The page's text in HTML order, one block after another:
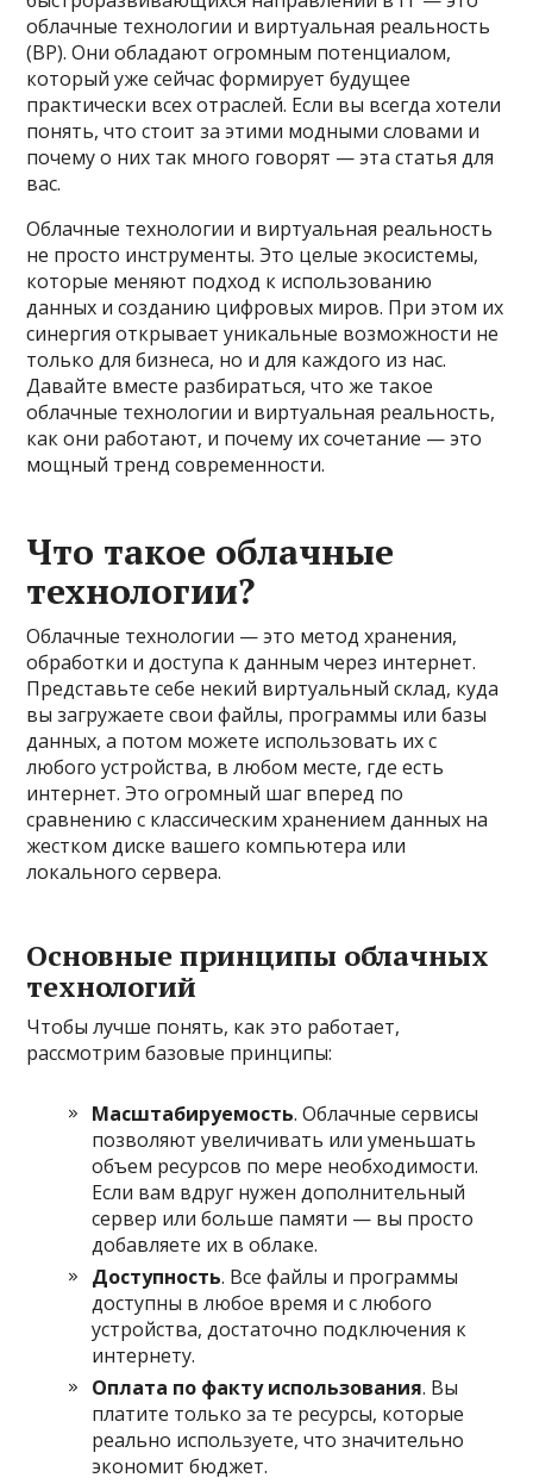
облачные технологии и виртуальная реальность
(ВР). Они обладают огромным потенциалом,
который уже сейчас формирует будущее
практически всех отраслей. Если вы всегда хотели
понять, что стоит за этими модными словами и
почему о них так много говорят — эта статья для
вас.
Облачные технологии и виртуальная реальность
не просто инструменты. Это целые экосистемы,
которые меняют подход к использованию
данных и созданию цифровых миров. При этом их
синергия открывает уникальные возможности не
только для бизнеса, но и для каждого из нас.
Давайте вместе разбираться, что же такое
облачные технологии и виртуальная реальность,
как они работают, и почему их сочетание — это
мощный тренд современности.
Что такое облачные
технологии?
Облачные технологии — это метод хранения,
обработки и доступа к данным через интернет.
Представьте себе некий виртуальный склад, куда
вы загружаете свои файлы, программы или базы
данных, а потом можете использовать их с
любого устройства, в любом месте, где есть
интернет. Это огромный шаг вперед по
сравнению с классическим хранением данных на
жестком диске вашего компьютера или
локального сервера.
Основные принципы облачных
технологий
Чтобы лучше понять, как это работает,
рассмотрим базовые принципы:
Масштабируемость. Облачные сервисы
позволяют увеличивать или уменьшать
объем ресурсов по мере необходимости.
Если вам вдруг нужен дополнительный
сервер или больше памяти — вы просто
добавляете их в облаке.
Доступность. Все файлы и программы
доступны в любое время и с любого
устройства, достаточно подключения к
интернету.
Оплата по факту использования. Вы
платите только за те ресурсы, которые
реально используете, что значительно
экономит бюджет.